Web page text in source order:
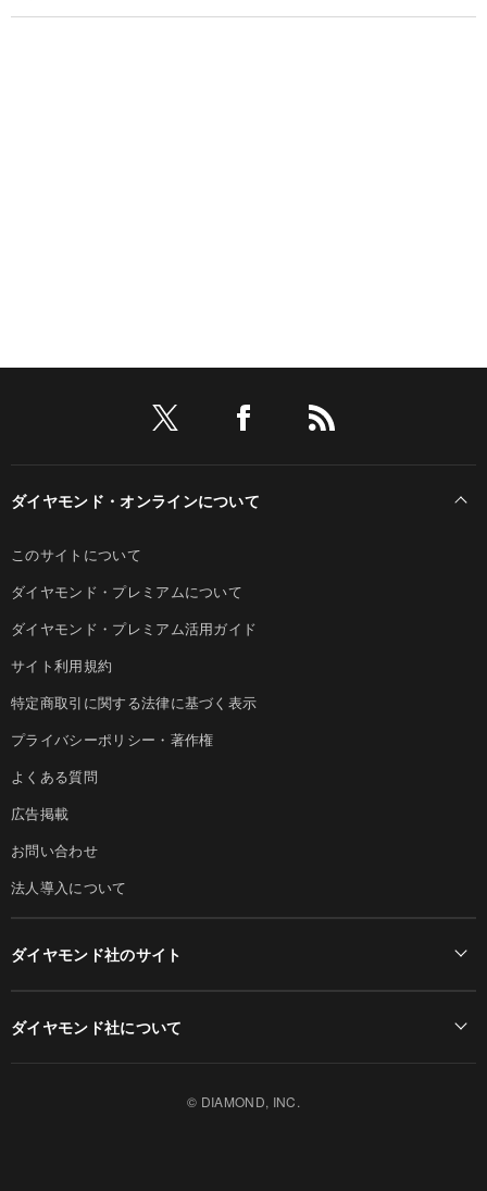
ダイヤモンド・オンラインについて
このサイトについて
ダイヤモンド・プレミアムについて
ダイヤモンド・プレミアム活用ガイド
サイト利用規約
特定商取引に関する法律に基づく表示
プライバシーポリシー・著作権
よくある質問
広告掲載
お問い合わせ
法人導入について
ダイヤモンド社のサイト
ダイヤモンド社について
© DIAMOND, INC.